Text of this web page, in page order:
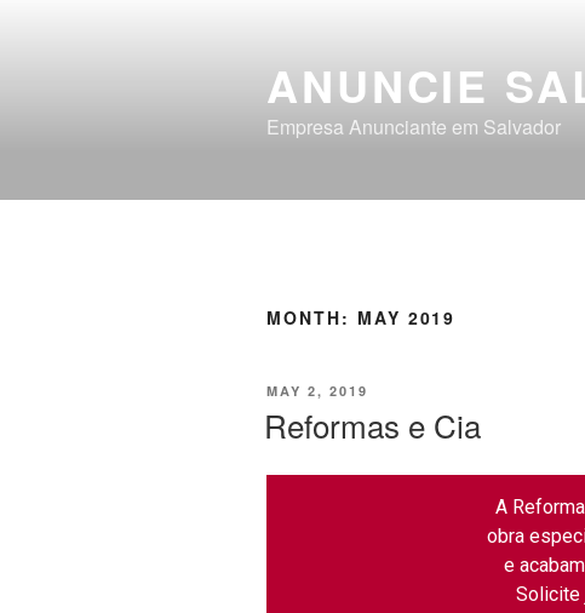
ANUNCIE
Empresa Anunciante em Salvador
MONTH: MAY 2019
MAY 2, 2019
Reformas e Cia
A
obra
e
Solicite